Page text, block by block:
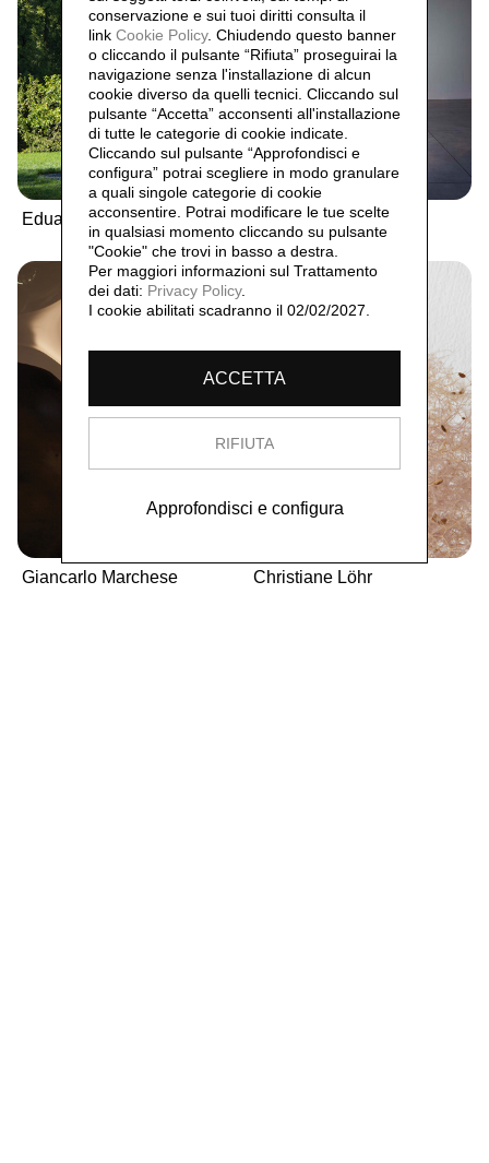
Eduardo Chillida Umberto Cavenago
Giancarlo Marchese Christiane Löhr
conservazione e sui tuoi diritti consulta il
link Cookie Policy. Chiudendo questo banner
o cliccando il pulsante “Rifiuta” proseguirai la
navigazione senza l'installazione di alcun
cookie diverso da quelli tecnici. Cliccando sul
pulsante “Accetta” acconsenti all'installazione
di tutte le categorie di cookie indicate.
Cliccando sul pulsante “Approfondisci e
configura” potrai scegliere in modo granulare
a quali singole categorie di cookie
acconsentire. Potrai modificare le tue scelte
in qualsiasi momento cliccando su pulsante
"Cookie" che trovi in basso a destra.
Per maggiori informazioni sul Trattamento
dei dati: Privacy Policy.
I cookie abilitati scadranno il 02/02/2027.
ACCETTA
RIFIUTA
Approfondisci e configura